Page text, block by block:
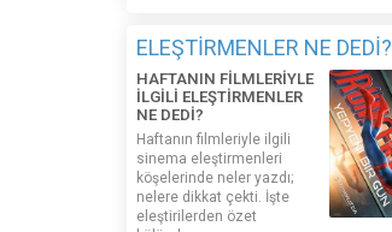
ELEŞTİRMENLER NE DEDİ?
HAFTANIN FİLMLERİYLE
İLGİLİ ELEŞTİRMENLER
NE DEDİ?
Haftanın filmleriyle ilgili
sinema eleştirmenleri
köşelerinde neler yazdı;
nelere dikkat çekti. İşte
eleştirilerden özet